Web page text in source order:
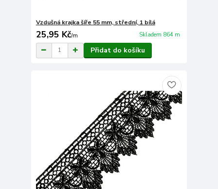
Vzdušná krajka šíře 55 mm, střední, 1 bílá
25,95 Kč/m Skladem 864 m
Přidat do košíku